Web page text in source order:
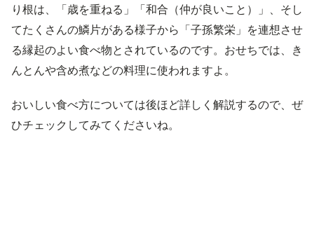
り根は、「歳を重ねる」「和合（仲が良いこと）」、そし
てたくさんの鱗片がある様子から「子孫繁栄」を連想させ
る縁起のよい食べ物とされているのです。おせちでは、き
んとんや含め煮などの料理に使われますよ。
おいしい食べ方については後ほど詳しく解説するので、ぜ
ひチェックしてみてくださいね。